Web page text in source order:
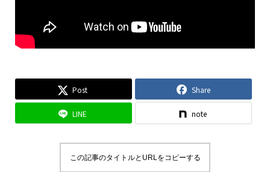
Post Share
LINE note
この記事のタイトルとURLをコピーする